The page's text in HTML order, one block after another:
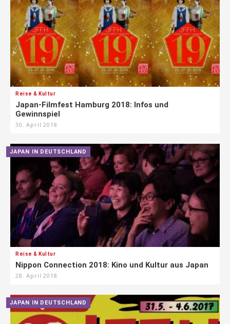
Reise & Kultur
Japan-Filmfest Hamburg 2018: Infos und
Gewinnspiel
30. April 2018
JAPAN IN DEUTSCHLAND
Reise & Kultur
Nippon Connection 2018: Kino und Kultur aus Japan
28. April 2018
JAPAN IN DEUTSCHLAND